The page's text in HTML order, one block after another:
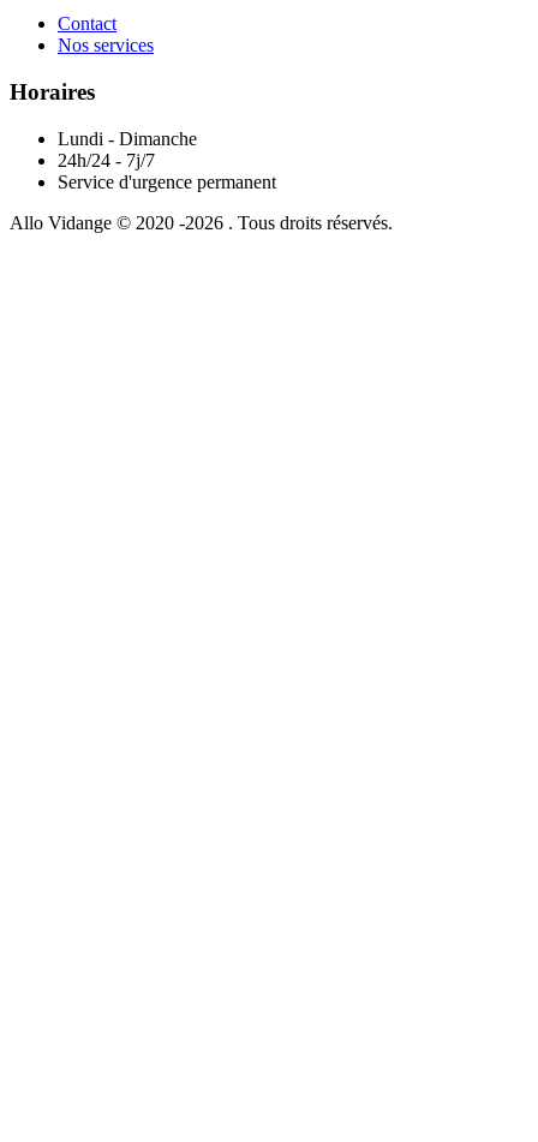
Contact
Nos services
Horaires
Lundi - Dimanche
24h/24 - 7j/7
Service d'urgence permanent
Allo Vidange © 2020 -2026 . Tous droits réservés.